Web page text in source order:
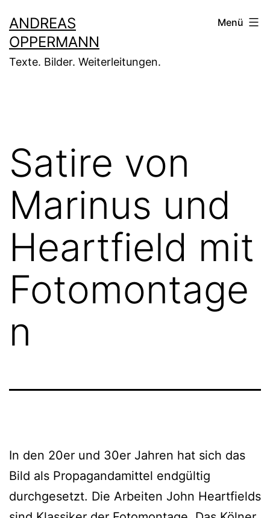
Inhalt
springen
ANDREAS
OPPERMANN
Texte. Bilder. Weiterleitungen.
Menü
Satire von
Marinus und
Heartfield mit
Fotomontage
n
In den 20er und 30er Jahren hat sich das
Bild als Propagandamittel endgültig
durchgesetzt. Die Arbeiten John Heartfields